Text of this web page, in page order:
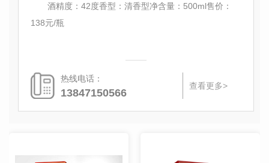
酒精度：42度香型：清香型净含量：500ml售价：
138元/瓶
热线电话：
13847150566
查看更多>